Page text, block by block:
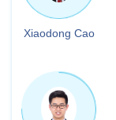
Xiaodong Cao